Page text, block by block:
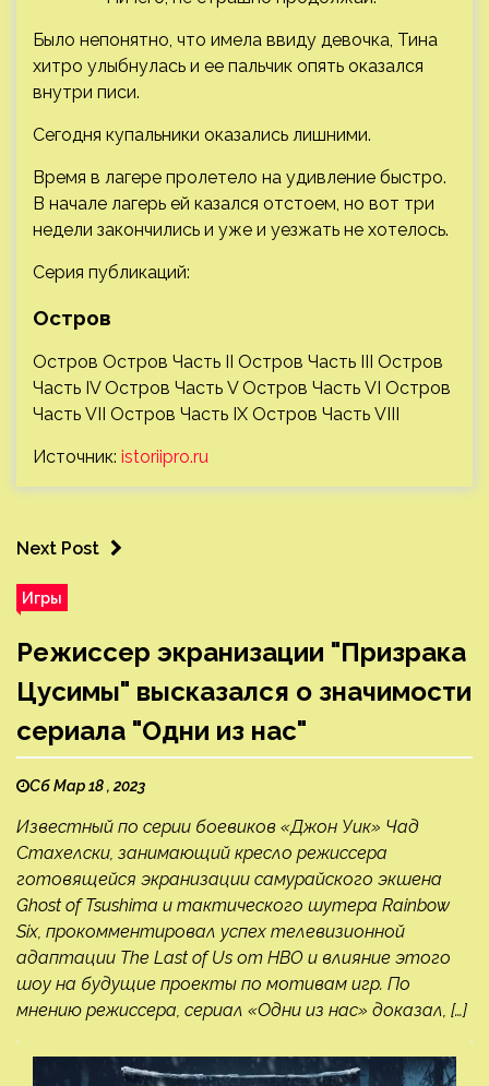
Было непонятно, что имела ввиду девочка, Тина
хитро улыбнулась и ее пальчик опять оказался
внутри писи.
Сегодня купальники оказались лишними.
Время в лагере пролетело на удивление быстро.
В начале лагерь ей казался отстоем, но вот три
недели закончились и уже и уезжать не хотелось.
Серия публикаций:
Остров
Остров Остров Часть ІІ Остров Часть ІІІ Остров
Часть ІV Остров Часть V Остров Часть VІ Остров
Часть VІІ Остров Часть ІХ Остров Часть VІІІ
Источник: istoriipro.ru
Next Post
Игры
Режиссер экранизации "Призрака
Цусимы" высказался о значимости
сериала "Одни из нас"
Сб Мар 18 , 2023
Известный по серии боевиков «Джон Уик» Чад
Стахелски, занимающий кресло режиссера
готовящейся экранизации самурайского экшена
Ghost of Tsushima и тактического шутера Rainbow
Six, прокомментировал успех телевизионной
адаптации The Last of Us от HBO и влияние этого
шоу на будущие проекты по мотивам игр. По
мнению режиссера, сериал «Одни из нас» доказал, […]